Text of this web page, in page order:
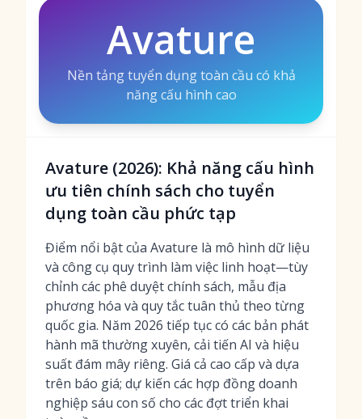
Avature
Nền tảng tuyển dụng toàn cầu có khả
năng cấu hình cao
Avature (2026): Khả năng cấu hình
ưu tiên chính sách cho tuyển
dụng toàn cầu phức tạp
Điểm nổi bật của Avature là mô hình dữ liệu
và công cụ quy trình làm việc linh hoạt—tùy
chỉnh các phê duyệt chính sách, mẫu địa
phương hóa và quy tắc tuân thủ theo từng
quốc gia. Năm 2026 tiếp tục có các bản phát
hành mã thường xuyên, cải tiến AI và hiệu
suất đám mây riêng. Giá cả cao cấp và dựa
trên báo giá; dự kiến các hợp đồng doanh
nghiệp sáu con số cho các đợt triển khai